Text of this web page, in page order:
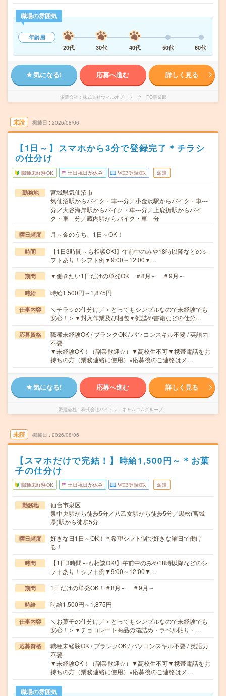
職場の雰囲気
年齢層
20代
30代 40代 50代 60代
気になる! 応募へ進む 詳しく見る
派遣会社 株式会社ウィルオブ・ワーク FO事業部
未読 掲載日 2026/08/06
【1日～】スマホから3分で登録完了＊チラシ
の仕分け
職種未経験OK 土日祝日が休み WEB登録OK 派遣
勤務地
宮城県気仙沼市
気仙沼駅からバイク・車---分／小金沢駅からバイク・車---
分／大谷海岸駅からバイク・車---分／上鹿折駅からバイ
ク・車---分／蔵内駅からバイク・車---分
曜日頻度 月～金のうち、1日～OK！
時間
【1日3時間～も相談OK!】午前中のみや18時以降などのシ
フトあり！シフト例▼9:00～12:00▼…
期間 ▼働きたい1日だけの単発OK ＃8月～ ＃9月～
時給 時給1,500円～1,875円
仕事内容
＼チラシの仕分け／＜とってもシンプルなので未経験でも
安心！＞▼封入作業及び梱包▼雑誌や書籍などの仕分…
応募資格
職種未経験OK / ブランクOK / パソコンスキル不要 / 英語力
不要
▼未経験OK！（副業歓迎☆）▼高校生不可▼携帯電話をお
持ちの方（業務連絡に使用）※応募後のご連絡はメ…
気になる! 応募へ進む 詳しく見る
派遣会社 株式会社バイトレ（キャムコムグループ）
未読 掲載日 2026/08/06
【スマホだけで完結！】時給1,500円～＊お菓
子の仕分け
職種未経験OK 土日祝日が休み WEB登録OK 派遣
勤務地
仙台市泉区
泉中央駅から徒歩5分／八乙女駅から徒歩5分／黒松(宮城
県)駅から徒歩5分
曜日頻度
好きな日1日～OK！＊希望シフト制で好きな曜日で働け
る！
時間
【1日3時間～も相談OK!】午前中のみや18時以降などのシ
フトあり！シフト例▼9:00～12:00▼…
期間 1日だけの単発OK！＃8月～ ＃9月～
時給 時給1,500円～1,875円
仕事内容
＼お菓子の仕分け／＜とってもシンプルなので未経験でも
安心！＞▼チョコレート商品の箱詰め・ラベル貼り・…
応募資格
職種未経験OK / ブランクOK / パソコンスキル不要 / 英語力
不要
▼未経験OK！（副業歓迎☆）▼高校生不可▼携帯電話をお
持ちの方（業務連絡に使用）※応募後のご連絡はメ…
職場の雰囲気